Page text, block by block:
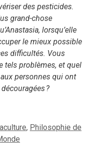
des pesticides.
grand-chose
lorsqu’elle
le mieux possible
difficultés. Vous
tels problèmes, et quel
personnes qui ont
?
, Philosophie de